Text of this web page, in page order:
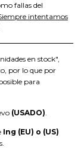
fallas del
intentamos
en stock",
por lo que por
para
(USADO)
Ing (EU) o (US)